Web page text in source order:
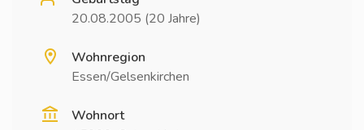
20.08.2005 (20 Jahre)
Wohnregion
Essen/Gelsenkirchen
Wohnort